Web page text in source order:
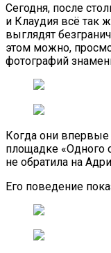
Сегодня, после
и Клаудия всё так
выглядят
этом можно,
фотографий
Когда они впервые
площадке «Одного
не обратила на
Его поведение